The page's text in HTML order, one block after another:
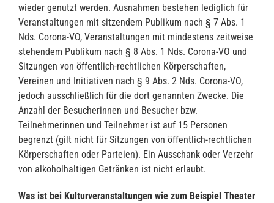
wieder genutzt werden. Ausnahmen bestehen lediglich für
Veranstaltungen mit sitzendem Publikum nach § 7 Abs. 1
Nds. Corona-VO, Veranstaltungen mit mindestens zeitweise
stehendem Publikum nach § 8 Abs. 1 Nds. Corona-VO und
Sitzungen von öffentlich-rechtlichen Körperschaften,
Vereinen und Initiativen nach § 9 Abs. 2 Nds. Corona-VO,
jedoch ausschließlich für die dort genannten Zwecke. Die
Anzahl der Besucherinnen und Besucher bzw.
Teilnehmerinnen und Teilnehmer ist auf 15 Personen
begrenzt (gilt nicht für Sitzungen von öffentlich-rechtlichen
Körperschaften oder Parteien). Ein Ausschank oder Verzehr
von alkoholhaltigen Getränken ist nicht erlaubt.
Was ist bei Kulturveranstaltungen wie zum Beispiel Theater